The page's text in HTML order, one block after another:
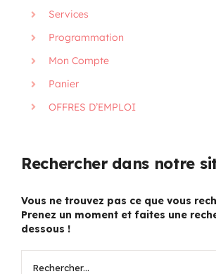
Services
Programmation
Mon Compte
Panier
OFFRES D’EMPLOI
Rechercher dans notre
Vous ne trouvez pas ce que vous
Prenez un moment et faites une
dessous !